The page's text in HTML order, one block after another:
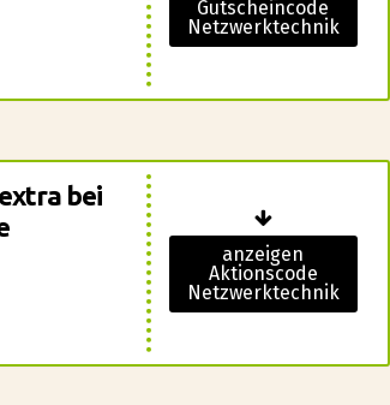
Gutscheincode
Netzwerktechnik
bei
anzeigen
Aktionscode
Netzwerktechnik